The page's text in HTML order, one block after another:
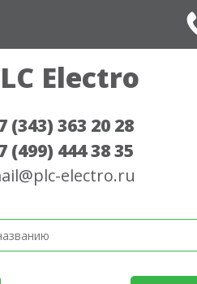
Electro
(343) 363 20 28
(499) 444 38 35
electro.ru